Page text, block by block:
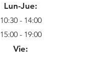
Lun-Jue:
10:30 - 14:00
15:00 - 19:00
Vie: